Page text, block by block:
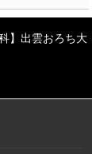
】出雲おろち大